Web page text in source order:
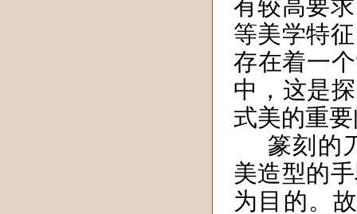
有较高要
等美学特
存在着一
中，这是
式美的重
篆刻的
美造型的
为目的。